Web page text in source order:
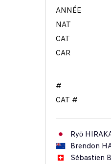
ANNÉE
NAT
CAT
CAR
#
CAT #
Ryō
Brendon
Sébastien